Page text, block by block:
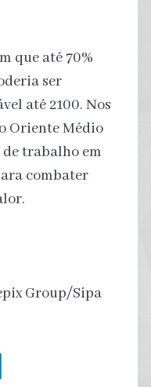
que até 70%
ser
até 2100. Nos
Oriente Médio
trabalho em
combater
Group/Sipa